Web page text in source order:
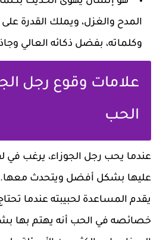
المدح والغزل، ويملك القدرة على
وكلماته، بفضل ذكائه العالي
علامات وقوع رجل
الحب
عندما يحب رجل الجوزاء، يرغب في
عليها بشكل أفضل ويتحدث
يقدم المساعدة لحبيبته عندما
خصائصه في الحب أنه يهتم بها